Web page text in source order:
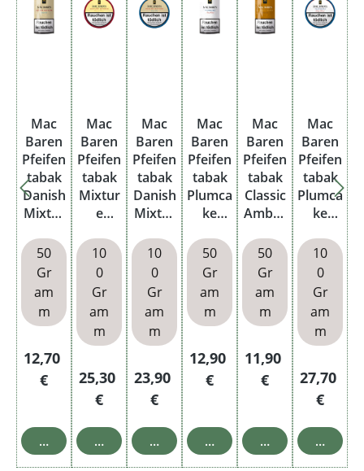
Mac
Baren
Pfeifen
tabak
Danish
Mixtur
Pouch
50
Gr
am
m
Regulärer Preis:
12,70
€
In den Warenkorb
Mac
Baren
Pfeifen
tabak
Mixtur
e
n Dose
10
0
Gr
am
m
Regulärer Preis:
25,30
€
In den Warenkorb
Mac
Baren
Pfeifen
tabak
Danish
Mixtur
10
0
Gr
am
m
Regulärer Preis:
23,90
€
In den Warenkorb
Mac
Baren
Pfeifen
tabak
Plumca
ke
50
Gr
am
m
Regulärer Preis:
12,90
€
In den Warenkorb
Mac
Baren
Pfeifen
tabak
Classic
Amber
50
Gr
am
m
Regulärer Preis:
11,90
€
In den
Mac
Baren
Pfeifen
tabak
Plumca
ke
10
0
Gr
am
m
27,70
€
In den